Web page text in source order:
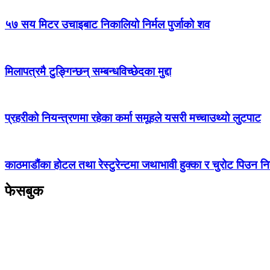
५७ सय मिटर उचाइबाट निकालियो निर्मल पुर्जाको शव
मिलापत्रमै टुङ्गिन्छन् सम्बन्धविच्छेदका मुद्दा
प्रहरीको नियन्त्रणमा रहेका कर्मा समूहले यसरी मच्चाउथ्यो लुटपाट
काठमाडौंका होटल तथा रेस्टुरेन्टमा जथाभावी हुक्का र चुरोट पिउन
फेसबुक